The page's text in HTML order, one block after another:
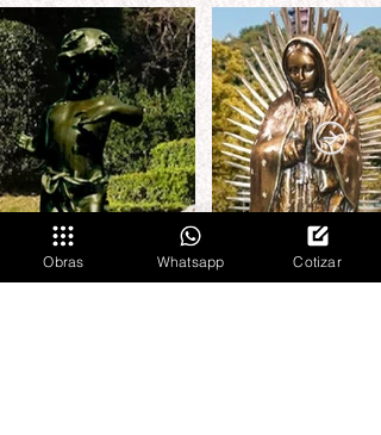
Obras Whatsapp Cotizar